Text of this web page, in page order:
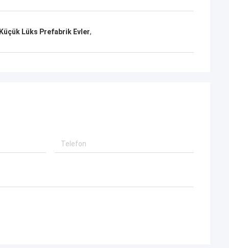
Lüks Prefabrik Evler,